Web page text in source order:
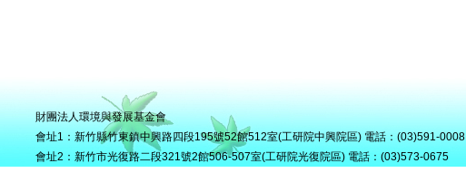
財團法人環境與發展基金會
會址1：新竹縣竹東鎮中興路四段195號52館512室(工研院中興院區) 電話：(03)591-0008
會址2：新竹市光復路二段321號2館506-507室(工研院光復院區) 電話：(03)573-0675